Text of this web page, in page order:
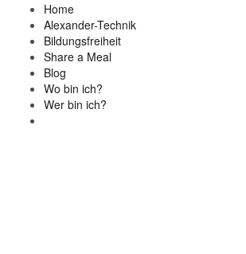
Home
Alexander-Technik
Bildungsfreiheit
Share a Meal
Blog
Wo bin ich?
Wer bin ich?